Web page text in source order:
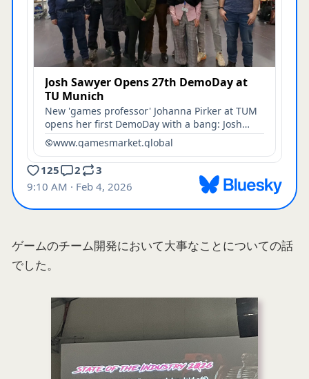
ゲームのチーム開発において大事なことについての話
でした。